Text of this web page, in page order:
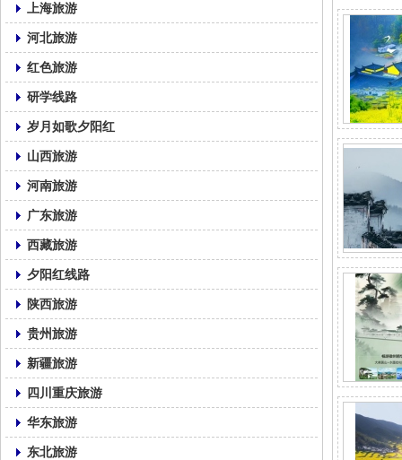
上海旅游
河北旅游
红色旅游
研学线路
岁月如歌夕阳红
山西旅游
河南旅游
广东旅游
西藏旅游
夕阳红线路
陕西旅游
贵州旅游
新疆旅游
四川重庆旅游
华东旅游
东北旅游